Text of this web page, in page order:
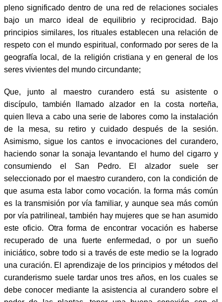
pleno significado dentro de una red de relaciones sociales
bajo un marco ideal de equilibrio y reciprocidad. Bajo
principios similares, los rituales establecen una relación de
respeto con el mundo espiritual, conformado por seres de la
geografía local, de la religión cristiana y en general de los
seres vivientes del mundo circundante;
Que, junto al maestro curandero está su asistente o
discípulo, también llamado alzador en la costa norteña,
quien lleva a cabo una serie de labores como la instalación
de la mesa, su retiro y cuidado después de la sesión.
Asimismo, sigue los cantos e invocaciones del curandero,
haciendo sonar la sonaja levantando el humo del cigarro y
consumiendo el San Pedro. El alzador suele ser
seleccionado por el maestro curandero, con la condición de
que asuma esta labor como vocación. la forma más común
es la transmisión por vía familiar, y aunque sea más común
por vía patrilineal, también hay mujeres que se han asumido
este oficio. Otra forma de encontrar vocación es haberse
recuperado de una fuerte enfermedad, o por un sueño
iniciático, sobre todo si a través de este medio se la logrado
una curación. El aprendizaje de los principios y métodos del
curanderismo suele tardar unos tres años, en los cuales se
debe conocer mediante la asistencia al curandero sobre el